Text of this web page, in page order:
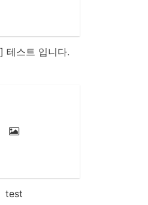
테스트 입니다.
test